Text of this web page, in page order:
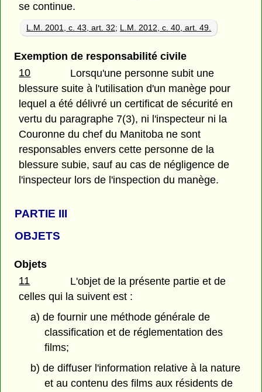
se continue.
L.M. 2001, c. 43, art. 32; L.M. 2012, c. 40, art. 49.
Exemption de responsabilité civile
10
Lorsqu'une personne subit une
blessure suite à l'utilisation d'un manège pour
lequel a été délivré un certificat de sécurité en
vertu du paragraphe 7(3), ni l'inspecteur ni la
Couronne du chef du Manitoba ne sont
responsables envers cette personne de la
blessure subie, sauf au cas de négligence de
l'inspecteur lors de l'inspection du manège.
PARTIE III
OBJETS
Objets
11
L'objet de la présente partie et de
celles qui la suivent est :
a) de fournir une méthode générale de
classification et de réglementation des
films;
b) de diffuser l'information relative à la nature
et au contenu des films aux résidents de